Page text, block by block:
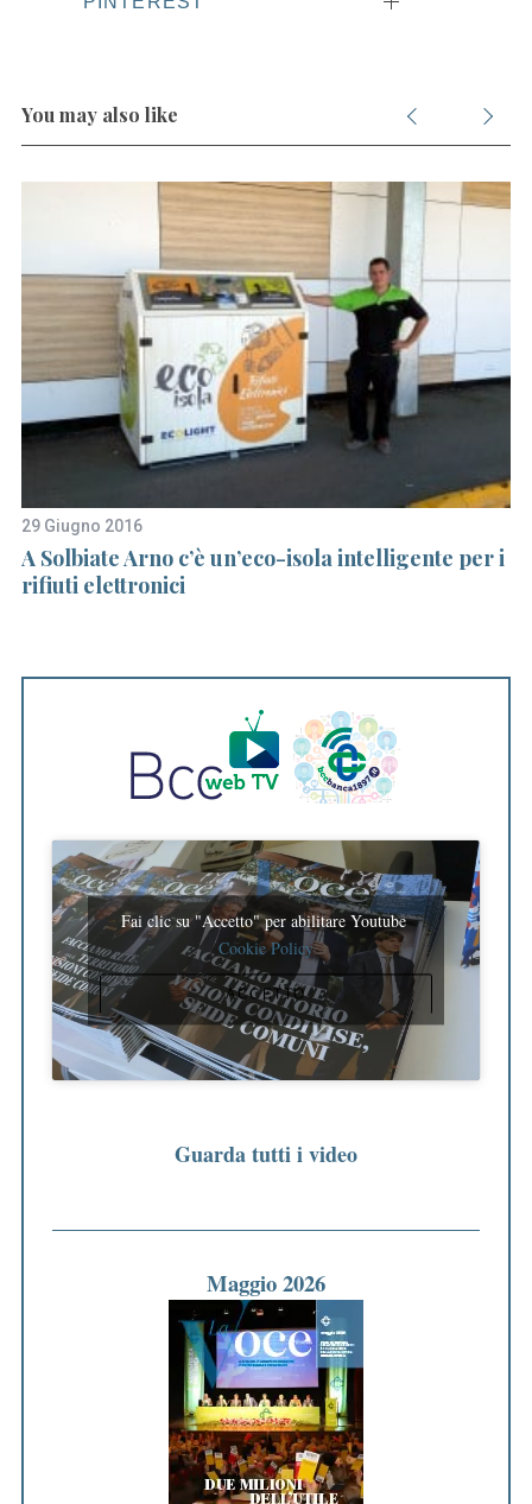
You may also like
29 Giugno 2016
A Solbiate Arno c’è un’eco-isola intelligente per i
rifiuti elettronici
Fai clic su "Accetto" per abilitare Youtube
Cookie Policy
ACCETTO
Guarda tutti i video
Maggio 2026